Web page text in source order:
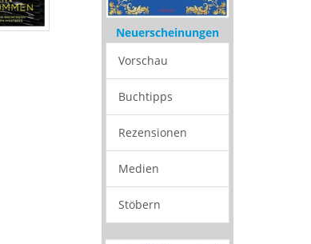
Neuerscheinungen
Vorschau
Buchtipps
Rezensionen
Medien
Stöbern